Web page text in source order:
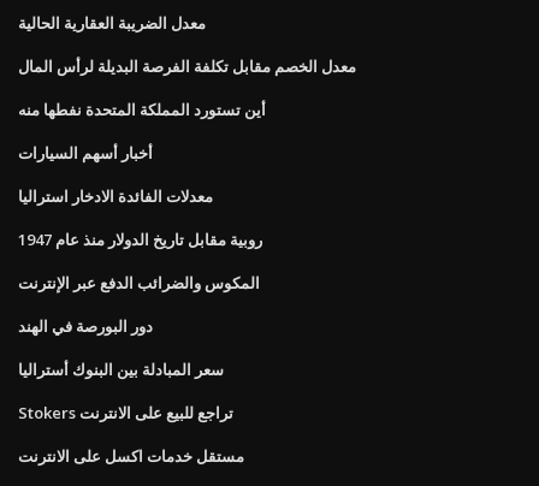
معدل الضريبة العقارية الحالية
معدل الخصم مقابل تكلفة الفرصة البديلة لرأس المال
أين تستورد المملكة المتحدة نفطها منه
أخبار أسهم السيارات
معدلات الفائدة الادخار استراليا
روبية مقابل تاريخ الدولار منذ عام 1947
المكوس والضرائب الدفع عبر الإنترنت
دور البورصة في الهند
سعر المبادلة بين البنوك أستراليا
Stokers تراجع للبيع على الانترنت
مستقل خدمات اكسل على الانترنت